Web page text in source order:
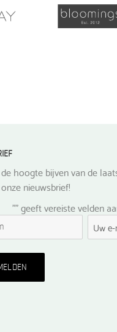
hoogte bijven van de
nieuwsbrief!
"" geeft vereiste velden